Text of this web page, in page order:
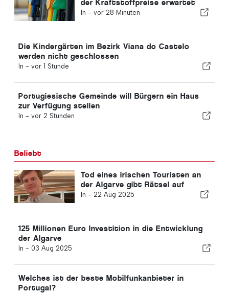
der Kraftstoffpreise erwartet
In - vor 28 Minuten
Die Kindergärten im Bezirk Viana do Castelo
werden nicht geschlossen
In - vor 1 Stunde
Portugiesische Gemeinde will Bürgern ein Haus
zur Verfügung stellen
In - vor 2 Stunden
Beliebt
Tod eines irischen Touristen an
der Algarve gibt Rätsel auf
In - 22 Aug 2025
125 Millionen Euro Investition in die Entwicklung
der Algarve
In - 03 Aug 2025
Welches ist der beste Mobilfunkanbieter in
Portugal?